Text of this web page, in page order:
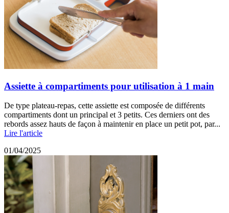
Assiette à compartiments pour utilisation à 1 main
De type plateau-repas, cette assiette est composée de différents
compartiments dont un principal et 3 petits. Ces derniers ont des
rebords assez hauts de façon à maintenir en place un petit pot, par...
Lire l'article
01/04/2025